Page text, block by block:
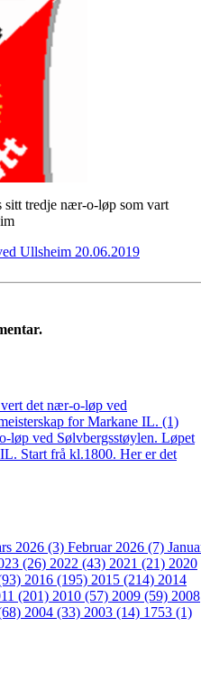
sitt tredje nær-o-løp som vart
Ullsheim 20.06.2019
det nær-o-løp ved
for Markane IL. (1)
løp ved Sølvbergsstøylen. Løpet
Start frå kl.1800. Her er det
2026 (3) Februar 2026 (7)
(26) 2022 (43) 2021 (21) 2020
2016 (195) 2015 (214) 2014
(201) 2010 (57) 2009 (59) 2008
2004 (33) 2003 (14) 1753 (1)